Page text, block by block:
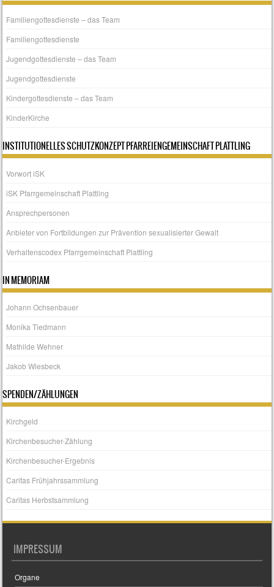
Familiengottesdienste – das Team
Familiengottesdienste
Jugendgottesdienste – das Team
Jugendgottesdienste
Kindergottesdienste – das Team
KinderKirche
INSTITUTIONELLES SCHUTZKONZEPT PFARREIENGEMEINSCHAFT PLATTLING
Vorwort iSK
iSK Pfarrgemeinschaft Plattling
Ansprechpersonen
Anbieter von Fortbildungen zur Prävention sexualisierter Gewalt
Verhaltenscodex Pfarrgemeinschaft Plattling
IN MEMORIAM
Johann Ochsenbauer
Monika Tiedmann
Mathilde Wehner
Jakob Wiesbeck
SPENDEN/ZÄHLUNGEN
Kirchgeld
Kirchenbesucher-Zählung
Kirchenbesucher-Ergebnis
Caritas Frühjahrssammlung
Caritas Herbstsammlung
IMPRESSUM
Organe